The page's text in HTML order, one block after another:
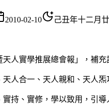
2010-02-10 己丑年十二月
實學推展總會報」，補充
合一、天人親和、天人炁
、實修，學以致用，引導